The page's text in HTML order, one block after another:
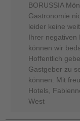
BORUSSIA
Gastronomie
leider keine
Ihrer negativen
können wir
Hoffentlich
Gastgeber zu
können. Mit
Hotels,
West